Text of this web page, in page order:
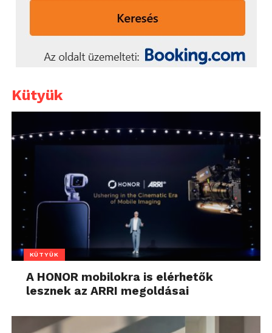
Kütyük
KÜTYÜK
A HONOR mobilokra is elérhetők
lesznek az ARRI megoldásai